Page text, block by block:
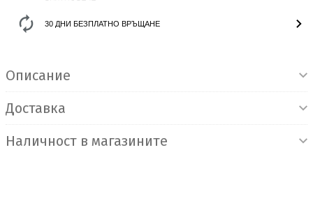
30 ДНИ БЕЗПЛАТНО ВРЪЩАНЕ
Описание
Доставка
Наличност в магазините